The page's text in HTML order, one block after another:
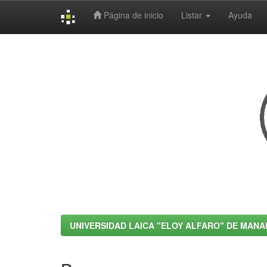
Página de inicio Listar Ayuda
UNIVERSIDAD LAICA "ELOY ALFARO" DE